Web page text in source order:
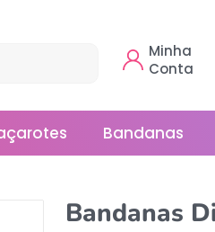
Minha
Conta
Bandanas
Bandanas